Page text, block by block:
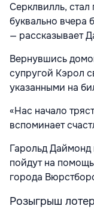
Серклвилль, стал
буквально вчера
— рассказывает
Вернувшись
супругой Кэрол
указанными на
«Нас начало
вспоминает
Гарольд Даймонд
пойдут на
города
Розыгрыш